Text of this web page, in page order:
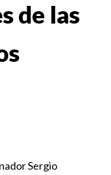
de las
Sergio